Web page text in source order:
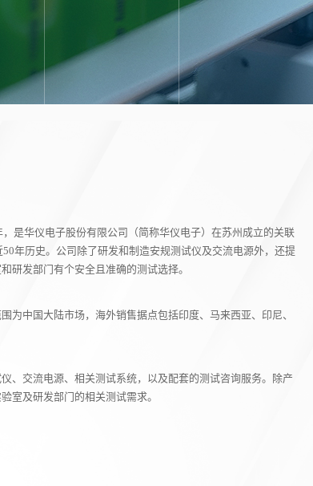
是华仪电子股份有限公司（简称华仪电子）在苏州成立的关联
年历史。公司除了研发和制造安规测试仪及交流电源外，还提
研发部门有个安全且准确的测试选择。
为中国大陆市场，海外销售据点包括印度、马来西亚、印尼、
、交流电源、相关测试系统，以及配套的测试咨询服务。除产
室及研发部门的相关测试需求。